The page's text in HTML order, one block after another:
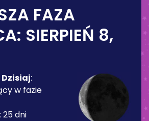
FAZA
SIERPIEŃ 8,
Dzisiaj:
w fazie
: 25 dni